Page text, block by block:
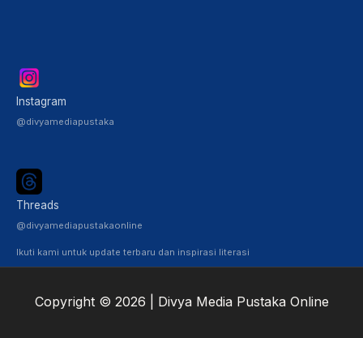
Instagram
@divyamediapustaka
Threads
@divyamediapustakaonline
Ikuti kami untuk update terbaru dan inspirasi literasi
Copyright © 2026 | Divya Media Pustaka Online